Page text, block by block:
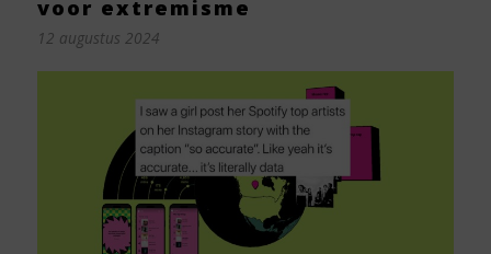
voor extremisme
12 augustus 2024